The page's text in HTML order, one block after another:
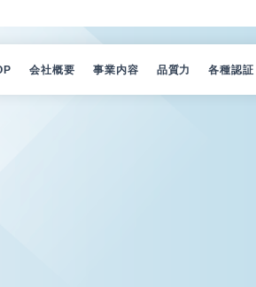
会社概要 事業内容 品質力 各種認証